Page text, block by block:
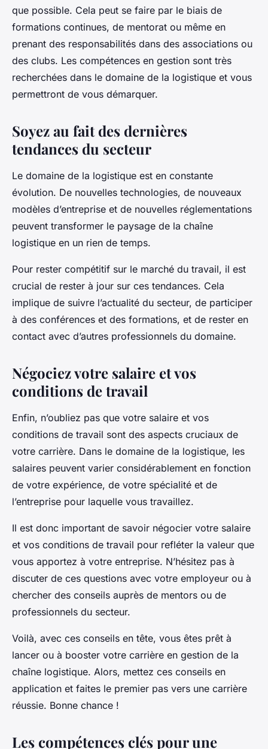
que possible. Cela peut se faire par le biais de
formations continues, de mentorat ou même en
prenant des responsabilités dans des associations ou
des clubs. Les compétences en gestion sont très
recherchées dans le domaine de la logistique et vous
permettront de vous démarquer.
Soyez au fait des dernières
tendances du secteur
Le domaine de la logistique est en constante
évolution. De nouvelles technologies, de nouveaux
modèles d’entreprise et de nouvelles réglementations
peuvent transformer le paysage de la chaîne
logistique en un rien de temps.
Pour rester compétitif sur le marché du travail, il est
crucial de rester à jour sur ces tendances. Cela
implique de suivre l’actualité du secteur, de participer
à des conférences et des formations, et de rester en
contact avec d’autres professionnels du domaine.
Négociez votre salaire et vos
conditions de travail
Enfin, n’oubliez pas que votre salaire et vos
conditions de travail sont des aspects cruciaux de
votre carrière. Dans le domaine de la logistique, les
salaires peuvent varier considérablement en fonction
de votre expérience, de votre spécialité et de
l’entreprise pour laquelle vous travaillez.
Il est donc important de savoir négocier votre salaire
et vos conditions de travail pour refléter la valeur que
vous apportez à votre entreprise. N’hésitez pas à
discuter de ces questions avec votre employeur ou à
chercher des conseils auprès de mentors ou de
professionnels du secteur.
Voilà, avec ces conseils en tête, vous êtes prêt à
lancer ou à booster votre carrière en gestion de la
chaîne logistique. Alors, mettez ces conseils en
application et faites le premier pas vers une carrière
réussie. Bonne chance !
Les compétences clés pour une